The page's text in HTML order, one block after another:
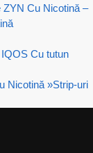
ZYN Cu Nicotină –
Cu tutun
Nicotină »Strip-uri